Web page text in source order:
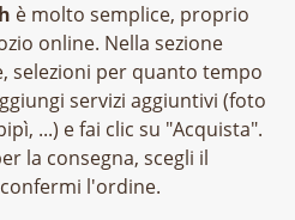
è molto semplice, proprio
online. Nella sezione
selezioni per quanto tempo
servizi aggiuntivi (foto
...) e fai clic su "Acquista".
la consegna, scegli il
l'ordine.